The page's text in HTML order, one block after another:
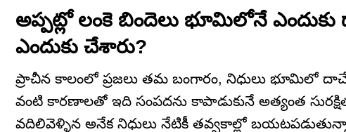
అప్పట్లో లంకె బిందెలు భూమిలోనే
ఎందుకు చేశారు?
ప్రాచీన కాలంలో ప్రజలు తమ బంగారం, నిధులు భూమిలో
వంటి కారణాలతో ఇది సంపదను కాపాడుకునే అత్యంత
వదిలివెళ్ళిన అనేక నిధులు నేటికీ తవ్వకాల్లో